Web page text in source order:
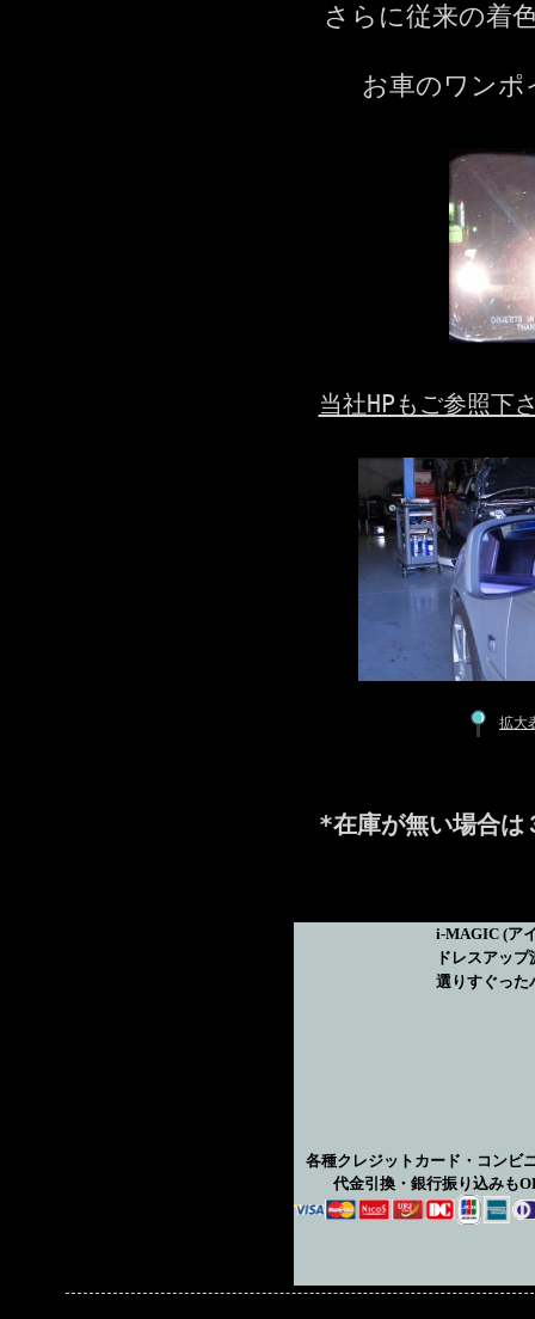
さらに従来の着
お車のワンポ
当社HPもご参照下
拡大
*在庫が無い場合は
i-MAGIC (ア
ドレスアッ
選りすぐった
各種クレジットカード・コンビ
代金引換・銀行振り込みも